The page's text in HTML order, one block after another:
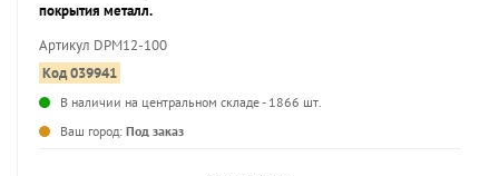
покрытия металл.
Артикул DPM12-100
Код 039941
В наличии на центральном складе - 1866 шт.
Ваш город: Под заказ